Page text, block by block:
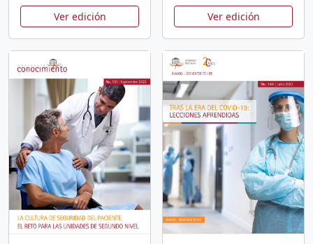
Ver edición
Ver edición